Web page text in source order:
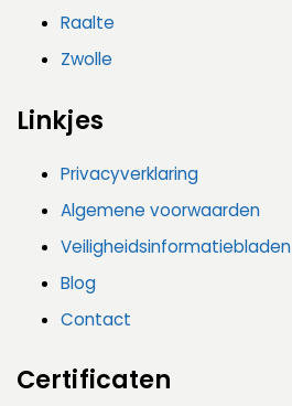
Raalte
Zwolle
Linkjes
Privacyverklaring
Algemene voorwaarden
Veiligheidsinformatiebladen
Blog
Contact
Certificaten